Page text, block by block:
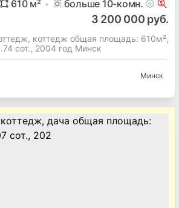
610м² больше 10-комн.
3 200 000 руб.
коттедж общая площадь: 610м²,
сот., 2004 год Минск
Минск